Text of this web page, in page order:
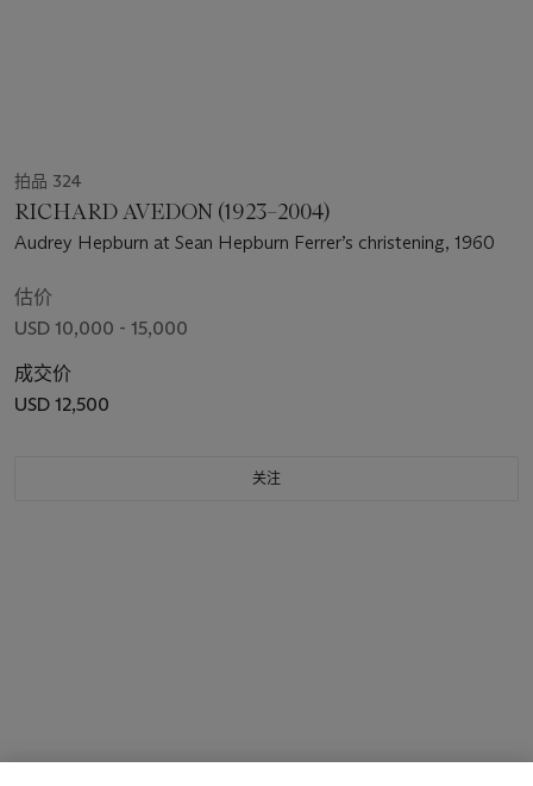
拍品 324
RICHARD AVEDON (1923–2004)
Audrey Hepburn at Sean Hepburn Ferrer’s christening, 1960
估价
USD 10,000 - 15,000
成交价
USD 12,500
关注